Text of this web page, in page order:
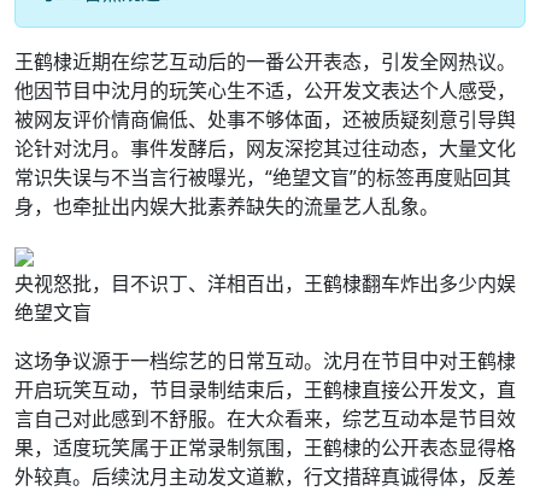
王鹤棣近期在综艺互动后的一番公开表态，引发全网热议。
他因节目中沈月的玩笑心生不适，公开发文表达个人感受，
被网友评价情商偏低、处事不够体面，还被质疑刻意引导舆
论针对沈月。事件发酵后，网友深挖其过往动态，大量文化
常识失误与不当言行被曝光，“绝望文盲”的标签再度贴回其
身，也牵扯出内娱大批素养缺失的流量艺人乱象。
央视怒批，目不识丁、洋相百出，王鹤棣翻车炸出多少内娱
绝望文盲
这场争议源于一档综艺的日常互动。沈月在节目中对王鹤棣
开启玩笑互动，节目录制结束后，王鹤棣直接公开发文，直
言自己对此感到不舒服。在大众看来，综艺互动本是节目效
果，适度玩笑属于正常录制氛围，王鹤棣的公开表态显得格
外较真。后续沈月主动发文道歉，行文措辞真诚得体，反差